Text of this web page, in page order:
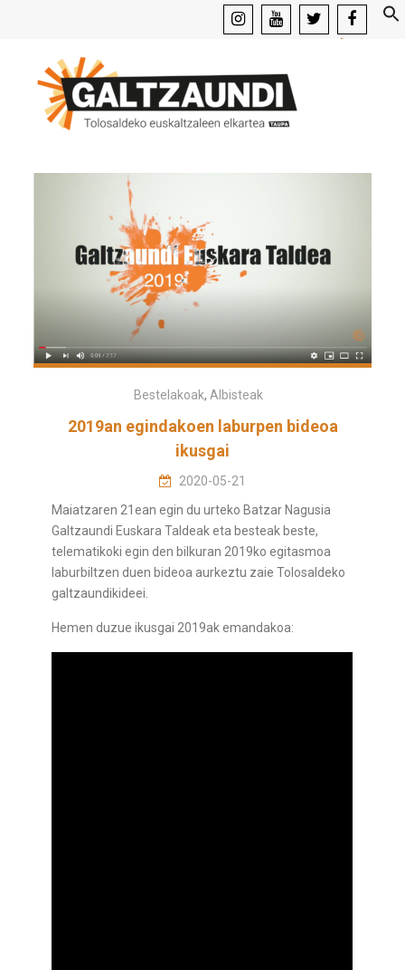
facebook
Bestelakoak, Albisteak
2019an egindakoen laburpen bideoa
ikusgai
2020-05-21
Maiatzaren 21ean egin du urteko Batzar Nagusia
Galtzaundi Euskara Taldeak eta besteak beste,
telematikoki egin den bilkuran 2019ko egitasmoa
laburbiltzen duen bideoa aurkeztu zaie Tolosaldeko
galtzaundikideei.
Hemen duzue ikusgai 2019ak emandakoa: